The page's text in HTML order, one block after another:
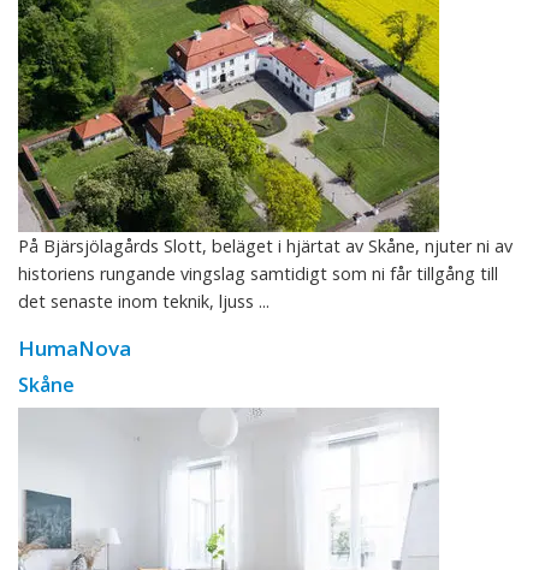
På Bjärsjölagårds Slott, beläget i hjärtat av Skåne, njuter ni av
historiens rungande vingslag samtidigt som ni får tillgång till
det senaste inom teknik, ljuss ...
HumaNova
Skåne